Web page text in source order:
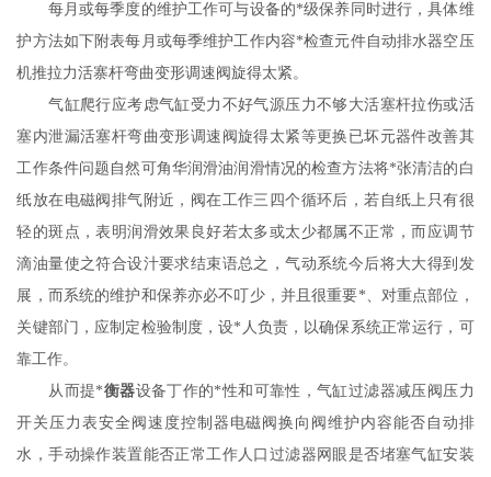
每月或每季度的维护工作可与设备的*级保养同时进行，具体维
护方法如下附表每月或每季维护工作内容*检查元件自动排水器空压
机推拉力活寨杆弯曲变形调速阀旋得太紧。
气缸爬行应考虑气缸受力不好气源压力不够大活塞杆拉伤或活
塞内泄漏活塞杆弯曲变形调速阀旋得太紧等更换已坏元器件改善其
工作条件问题自然可角华润滑油润滑情况的检查方法将*张清洁的白
纸放在电磁阀排气附近，阀在工作三四个循环后，若自纸上只有很
轻的斑点，表明润滑效果良好若太多或太少都属不正常，而应调节
滴油量使之符合设汁要求结束语总之，气动系统今后将大大得到发
展，而系统的维护和保养亦必不叮少，并且很重要*、对重点部位，
关键部门，应制定检验制度，设*人负责，以确保系统正常运行，可
靠工作。
从而提*衡器设备丁作的*性和可靠性，气缸过滤器减压阀压力
开关压力表安全阀速度控制器电磁阀换向阀维护内容能否自动排
水，手动操作装置能否正常工作人口过滤器网眼是否堵塞气缸安装